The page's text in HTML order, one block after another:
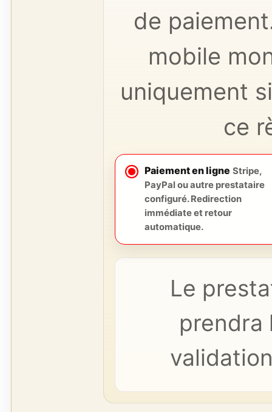
de
mobile
uniquement
ce
Paiement en ligne Stripe,
PayPal ou autre prestataire
configuré. Redirection
immédiate et retour
automatique.
Le
prendra